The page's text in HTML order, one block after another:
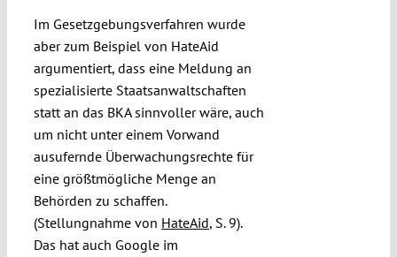
Im Gesetzgebungsverfahren wurde
aber zum Beispiel von HateAid
argumentiert, dass eine Meldung an
spezialisierte Staatsanwaltschaften
statt an das BKA sinnvoller wäre, auch
um nicht unter einem Vorwand
ausufernde Überwachungsrechte für
eine größtmögliche Menge an
Behörden zu schaffen.
(Stellungnahme von HateAid, S. 9).
Das hat auch Google im